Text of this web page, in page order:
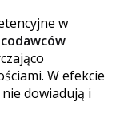
w
W efekcie
dowiadują i